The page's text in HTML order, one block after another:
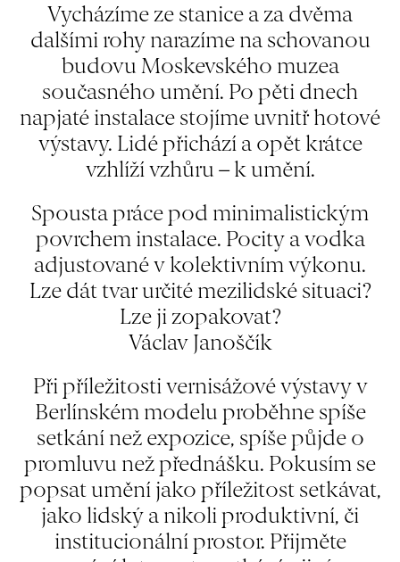
Vycházíme ze stanice a za dvěma
dalšími rohy narazíme na schovanou
budovu Moskevského muzea
současného umění. Po pěti dnech
napjaté instalace stojíme uvnitř hotové
výstavy. Lidé přichází a opět krátce
vzhlíží vzhůru – k umění.
Spousta práce pod minimalistickým
povrchem instalace. Pocity a vodka
adjustované v kolektivním výkonu.
Lze dát tvar určité mezilidské situaci?
Lze ji zopakovat?
Václav Janoščík
Při příležitosti vernisážové výstavy v
Berlínském modelu proběhne spíše
setkání než expozice, spíše půjde o
promluvu než přednášku. Pokusím se
popsat umění jako příležitost setkávat,
jako lidský a nikoli produktivní, či
institucionální prostor. Přijměte